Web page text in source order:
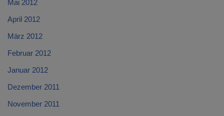
Mai 2012
April 2012
März 2012
Februar 2012
Januar 2012
Dezember 2011
November 2011